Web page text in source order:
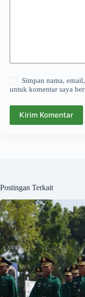
Simpan nama,
untuk komentar saya
Kirim Komentar
Postingan Terkait